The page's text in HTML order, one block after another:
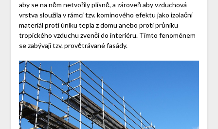
aby se na něm netvořily plísně, a zároveň aby vzduchová
vrstva sloužila v rámci tzv. komínového efektu jako izolační
materiál proti úniku tepla z domu anebo proti průniku
tropického vzduchu zvenčí do interiéru. Tímto fenoménem
se zabývají tzv. provětrávané fasády.